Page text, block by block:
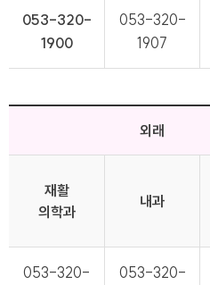
053-320-
1900
053-320-
1907
외래
재활
의학과
내과
053-320-
053-320-